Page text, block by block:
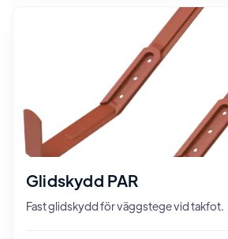
Glidskydd PAR
Fast glidskydd för väggstege vid takfot.